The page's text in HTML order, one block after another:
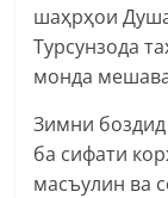
шаҳрҳои
Турсунзода
монда
Зимни
ба сифати
масъулин ва